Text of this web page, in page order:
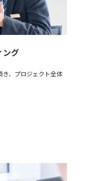
ング
、プロジェクト全体